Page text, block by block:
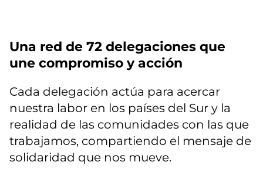
Una red de 72 delegaciones que
une compromiso y acción
Cada delegación actúa para acercar
nuestra labor en los países del Sur y la
realidad de las comunidades con las que
trabajamos, compartiendo el mensaje de
solidaridad que nos mueve.